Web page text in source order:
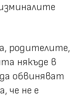
родителите,
някъде в
обвиняват
че не е